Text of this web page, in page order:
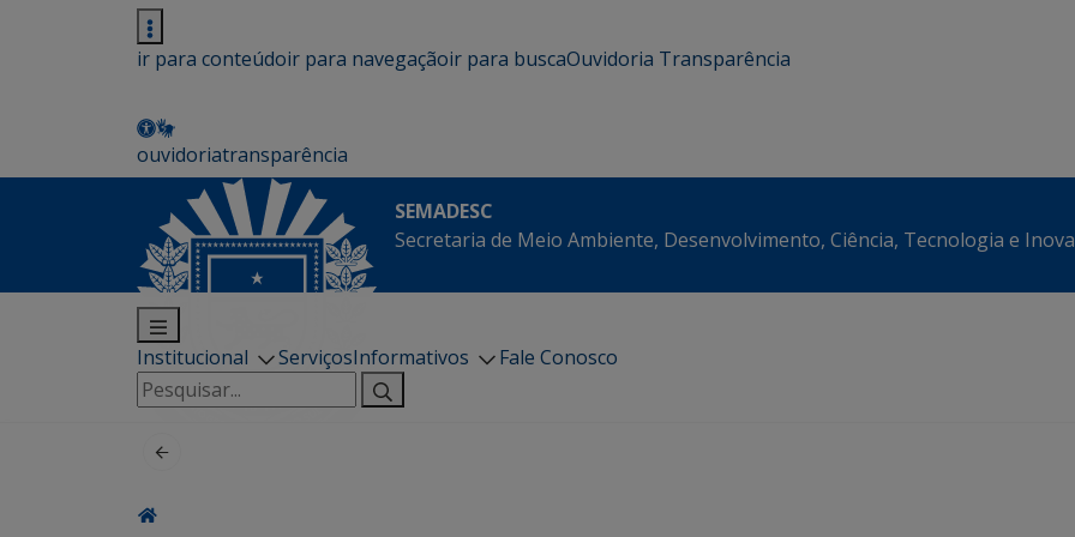
ir para conteúdoir para navegaçãoir para buscaOuvidoria Transparência
ouvidoriatransparência
SEMADESC
Secretaria de Meio Ambiente, Desenvolvimento, Ciência, Tecnologia e
Institucional ServiçosInformativos
Fale Conosco
Pesquisar
por: